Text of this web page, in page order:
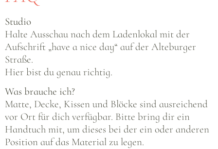
Studio
Halte Ausschau nach dem Ladenlokal mit der
Aufschrift „have a nice day“ auf der Alteburger
Straße.
Hier bist du genau richtig.
Was brauche ich?
Matte, Decke, Kissen und Blöcke sind ausreichend
vor Ort für dich verfügbar. Bitte bring dir ein
Handtuch mit, um dieses bei der ein oder anderen
Position auf das Material zu legen.